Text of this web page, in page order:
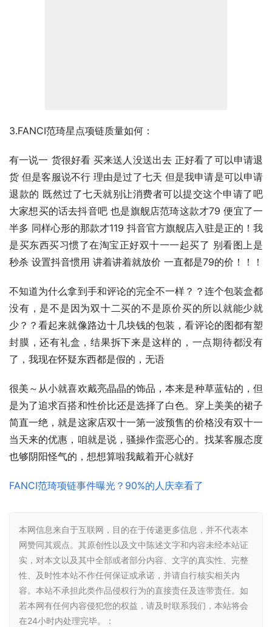
3.FANCI范琦星点项链质量如何：
有一说一 货很好看 买来送人没送出去 正好看了可以申请退
货 但是客服说不行 理由是过了七天 但是我申请是可以申请
退款的 既然过了七天就别让消费者可以提交这个申请了吧
大家想买的话去抖音吧 也是旗舰店范琦这款才79 便宜了一
半多 同样心形的那款才119 抖音官方旗舰店入驻是正的！我
是买东西买习惯了在淘宝正好双十一一起买了 别看图上是
秒杀 设置抖音惯用 讲着讲着就放价 一直都是79的价！！！
不知道为什么拿到手和评论的完全不一样？？连个包装盒都
没有，是不是因为双十二买的不是原价买的所以就能少就
少？？看起来就像路边十几块钱的包装，看评论的图都有塑
封膜，还有礼盒，结果拆下来是这样的，一点期待都没有
了，我现在怀疑东西都是假的，无语
很美～从小就喜欢戴亮晶晶的饰品，本来是种草蓝钻的，但
是为了追求百搭和性价比还是选择了白色。穿上美美的裙子
简直一绝，就是这家店双十一第一波预售的价格没有双十一
当天来的优惠，咱就是说，骚操作蛮恶心的。找某客服态度
也够阴阳怪气的，想想算啦我戴着开心就好
FANCI范琦项链事件曝光？90%的人庆幸看了
本网信息来自于互联网，目的在于传递更多信息，并不代表本
网赞同其观点。其原创性以及文中陈述文字和内容未经本站证
实，对本文以及其中全部或者部分内容、文字的真实性、完整
性、及时性本站不作任何保证或承诺，并请自行核实相关内
容。本站不承担此类作品侵权行为的直接责任及连带责任。如
若本网有任何内容侵犯您的权益，请及时联系我们，本站将会
在24小时内处理完毕。：